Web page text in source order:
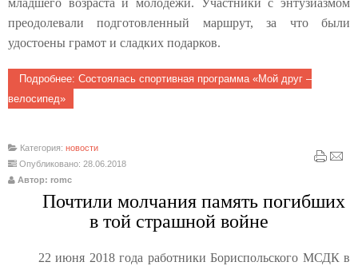
преодолевали подготовленный маршрут, за что были
удостоены грамот и сладких подарков.
Подробнее: Состоялась спортивная программа «Мой друг –
велосипед»
Категория: новости
Опубликовано: 28.06.2018
Автор: romc
Почтили молчания память погибших
в той страшной войне
22 июня 2018 года работники Бориспольского МСДК в